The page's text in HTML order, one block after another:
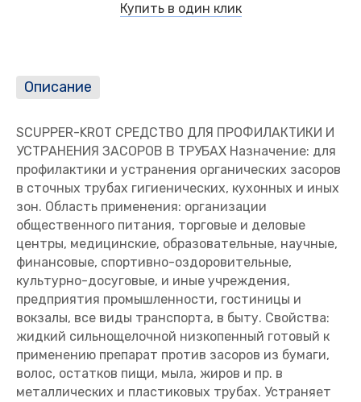
Купить в один клик
Описание
SCUPPER-KROT СРЕДСТВО ДЛЯ ПРОФИЛАКТИКИ И
УСТРАНЕНИЯ ЗАСОРОВ В ТРУБАХ Назначение: для
профилактики и устранения органических засоров
в сточных трубах гигиенических, кухонных и иных
зон. Область применения: организации
общественного питания, торговые и деловые
центры, медицинские, образовательные, научные,
финансовые, спортивно-оздоровительные,
культурно-досуговые, и иные учреждения,
предприятия промышленности, гостиницы и
вокзалы, все виды транспорта, в быту. Свойства:
жидкий сильнощелочной низкопенный готовый к
применению препарат против засоров из бумаги,
волос, остатков пищи, мыла, жиров и пр. в
металлических и пластиковых трубах. Устраняет